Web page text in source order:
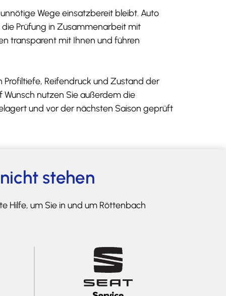
Wege einsatzbereit bleibt. Auto
Prüfung in Zusammenarbeit mit
transparent mit Ihnen und führen
Profiltiefe, Reifendruck und Zustand der
nutzen Sie außerdem die
und vor der nächsten Saison geprüft
stehen
Hilfe, um Sie in und um Röttenbach